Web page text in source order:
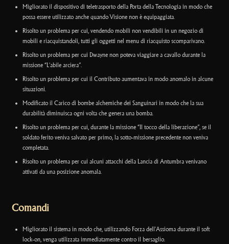
Migliorato il dispositivo di teletrasporto della Porta della Tecnologia in modo che
possa essere utilizzato anche quando Visione non è equipaggiata.
Risolto un problema per cui, vendendo mobili non vendibili in un negozio di
mobili e riacquistandoli, tutti gli oggetti nel menu di riacquisto scomparivano.
Risolto un problema per cui Dwayne non poteva viaggiare a cavallo durante la
missione “L'abile arciera”.
Risolto un problema per cui il Contributo aumentava in modo anomalo in alcune
situazioni.
Modificato il Carico di bombe alchemiche dei Sanguinari in modo che la sua
durabilità diminuisca ogni volta che genera una bomba.
Risolto un problema per cui, durante la missione “Il tocco della liberazione”, se il
soldato ferito veniva salvato per primo, la sotto-missione precedente non veniva
completata.
Risolto un problema per cui alcuni attacchi della Lancia di Antumbra venivano
attivati da una posizione anomala.
Comandi
Migliorato il sistema in modo che, utilizzando Forza dell'Assioma durante il soft
lock-on, venga utilizzata immediatamente contro il bersaglio.